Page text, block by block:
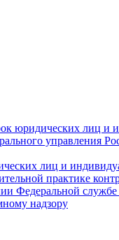
юридических лиц и
управления
лиц и
практике
Федеральной службе
надзору